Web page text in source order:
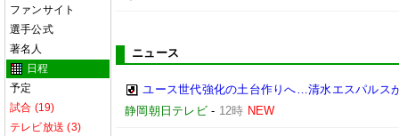
ファンサイト
選手公式
著名人
日程
予定
試合 (19)
テレビ放送 (3)
ニュース
ユース世代強化の土台作りへ…清水エスパルス
静岡朝日テレビ- 12時 NEW